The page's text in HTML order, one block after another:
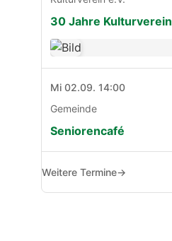
30 Jahre Kulturverein
Mi 02.09. 14:00
Gemeinde
Seniorencafé
Weitere Termine→